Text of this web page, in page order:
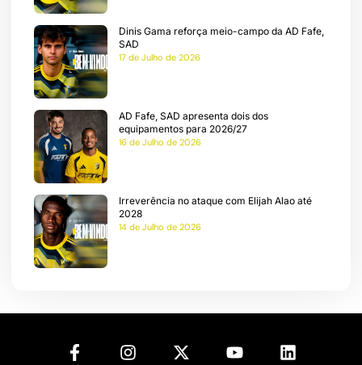
Dinis Gama reforça meio-campo da AD Fafe,
SAD
17 de Julho de 2026
AD Fafe, SAD apresenta dois dos
equipamentos para 2026/27
16 de Julho de 2026
Irreverência no ataque com Elijah Alao até
2028
14 de Julho de 2026